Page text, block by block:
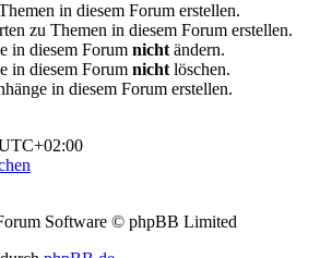
in diesem Forum erstellen.
zu Themen in diesem Forum erstellen.
in diesem Forum nicht ändern.
in diesem Forum nicht löschen.
in diesem Forum erstellen.
Software © phpBB Limited